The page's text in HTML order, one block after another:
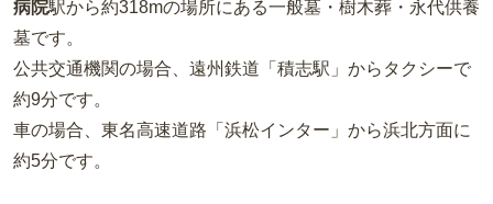
病院駅から約318mの場所にある一般墓・樹木葬・永代供養
墓です。
公共交通機関の場合 、遠州鉄道「積志駅」からタクシーで
約9分です。
車の場合 、東名高速道路「浜松インター」から浜北方面に
約5分です。